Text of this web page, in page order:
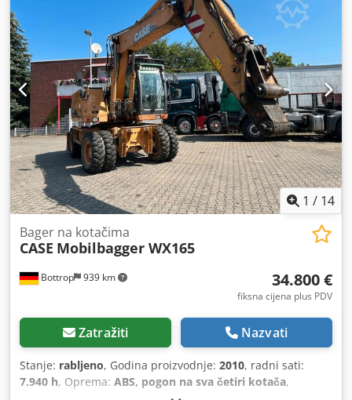
1 / 14
Bottrop 939 km
Bager na kotačima
CASE Mobilbagger WX165
34.800 €
fiksna cijena plus PDV
Zatražiti Nazvati
Stanje: rabljeno, Godina proizvodnje: 2010, radni sati:
7.940 h, Oprema: ABS, pogon na sva četiri kotača,